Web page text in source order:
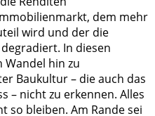
dem mehr
wird und der die
In diesen
Wandel hin zu
Baukultur – die auch das
– nicht zu erkennen. Alles
so bleiben. Am Rande sei